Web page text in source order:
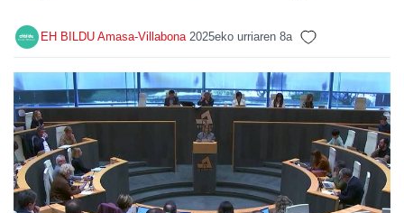
EH BILDU Amasa-Villabona 2025eko urriaren 8a